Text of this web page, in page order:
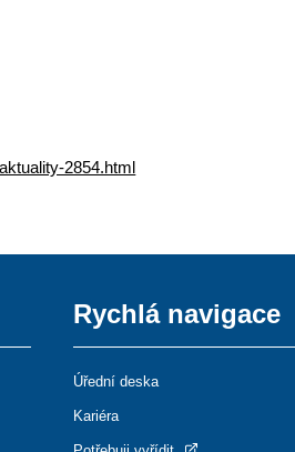
2854.html
Rychlá navigace
Úřední deska
Kariéra